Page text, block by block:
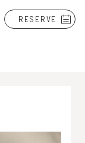
RESERVE